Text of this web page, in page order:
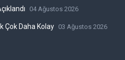
04 Ağustos 2026
Çok Daha Kolay 03 Ağustos 2026